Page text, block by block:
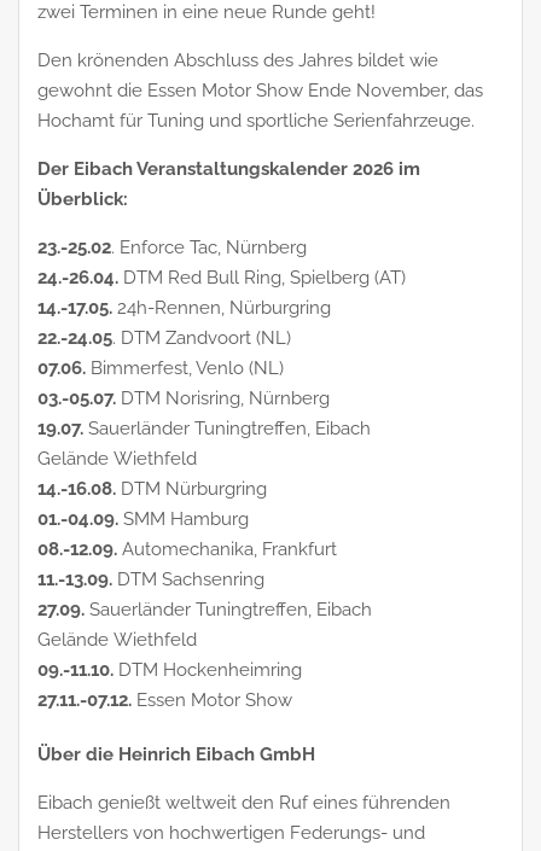
zwei Terminen in eine neue Runde geht!
Den krönenden Abschluss des Jahres bildet wie
gewohnt die Essen Motor Show Ende November, das
Hochamt für Tuning und sportliche Serienfahrzeuge.
Der Eibach Veranstaltungskalender 2026 im
Überblick:
23.-25.02. Enforce Tac, Nürnberg
24.-26.04. DTM Red Bull Ring, Spielberg (AT)
14.-17.05. 24h-Rennen, Nürburgring
22.-24.05. DTM Zandvoort (NL)
07.06. Bimmerfest, Venlo (NL)
03.-05.07. DTM Norisring, Nürnberg
19.07. Sauerländer Tuningtreffen, Eibach
Gelände Wiethfeld
14.-16.08. DTM Nürburgring
01.-04.09. SMM Hamburg
08.-12.09. Automechanika, Frankfurt
11.-13.09. DTM Sachsenring
27.09. Sauerländer Tuningtreffen, Eibach
Gelände Wiethfeld
09.-11.10. DTM Hockenheimring
27.11.-07.12. Essen Motor Show
Über die Heinrich Eibach GmbH
Eibach genießt weltweit den Ruf eines führenden
Herstellers von hochwertigen Federungs- und